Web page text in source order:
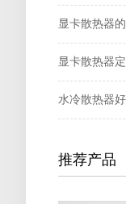
显卡散热器
显卡散热器
水冷散热器
推荐产品